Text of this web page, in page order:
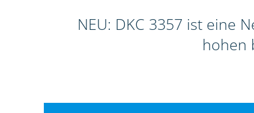
NEU: DKC 3357 ist eine
hohen